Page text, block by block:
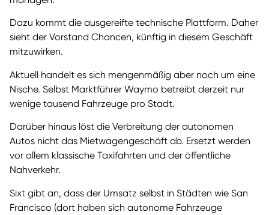
Dazu kommt die ausgereifte technische Plattform. Daher
sieht der Vorstand Chancen, künftig in diesem Geschäft
mitzuwirken.
Aktuell handelt es sich mengenmäßig aber noch um eine
Nische. Selbst Marktführer Waymo betreibt derzeit nur
wenige tausend Fahrzeuge pro Stadt.
Darüber hinaus löst die Verbreitung der autonomen
Autos nicht das Mietwagengeschäft ab. Ersetzt werden
vor allem klassische Taxifahrten und der öffentliche
Nahverkehr.
Sixt gibt an, dass der Umsatz selbst in Städten wie San
Francisco (dort haben sich autonome Fahrzeuge